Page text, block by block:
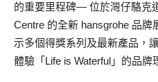
的重要里程碑— 位於灣仔駱克
Centre 的全新 hansgrohe 品
示多個得獎系列及最新產品，
體驗「Life is Waterful」的品牌